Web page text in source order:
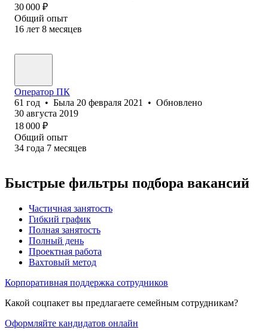
30 000 ₽
Общий опыт
16 лет 8 месяцев
Оператор ПК
61 год • Была 20 февраля 2021 • Обновлено
30 августа 2019
18 000 ₽
Общий опыт
34 года 7 месяцев
Быстрые фильтры подбора вакансий
Частичная занятость
Гибкий график
Полная занятость
Полный день
Проектная работа
Вахтовый метод
Корпоративная поддержка сотрудников
Какой соцпакет вы предлагаете семейным сотрудникам?
Оформляйте кандидатов онлайн